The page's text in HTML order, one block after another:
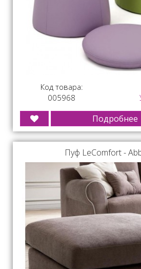
Код товара:
005968
Подробнее
Пуф LeComfort -